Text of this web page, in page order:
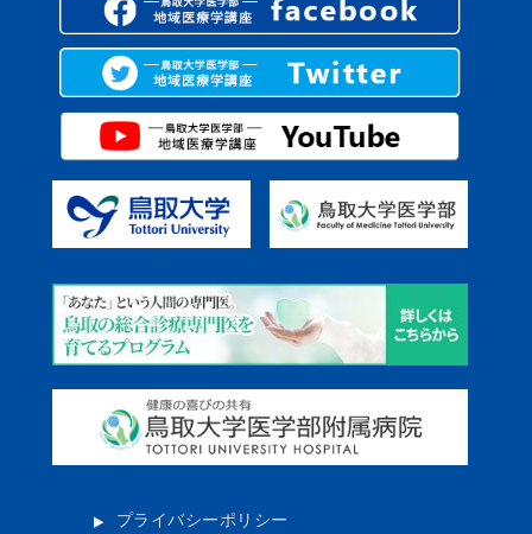
プライバシーポリシー